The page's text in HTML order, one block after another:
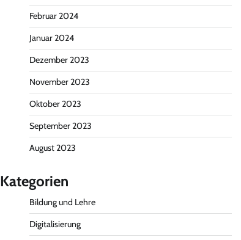
Februar 2024
Januar 2024
Dezember 2023
November 2023
Oktober 2023
September 2023
August 2023
Kategorien
Bildung und Lehre
Digitalisierung